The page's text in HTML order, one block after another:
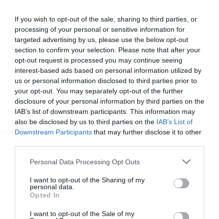
If you wish to opt-out of the sale, sharing to third parties, or
processing of your personal or sensitive information for
targeted advertising by us, please use the below opt-out
section to confirm your selection. Please note that after your
opt-out request is processed you may continue seeing
interest-based ads based on personal information utilized by
us or personal information disclosed to third parties prior to
your opt-out. You may separately opt-out of the further
disclosure of your personal information by third parties on the
IAB’s list of downstream participants. This information may
also be disclosed by us to third parties on the IAB’s List of
Downstream Participants that may further disclose it to other
Personal Data Processing Opt Outs
I want to opt-out of the Sharing of my
personal data.
Opted In
I want to opt-out of the Sale of my
el problema d'apujar els tipus d'interès és que
provoca una recessió. "Però és l'única manera de
fer-ho", indica Sala-i-Martín. De fet, els tipus
d'interès ja han començat a augmentar.
L'economista critica, per tant, l'actuació del
Govern espanyol de subsidiar la benzina. Com
paga el Govern els 20 cèntims de descompte que
ofereix per cada litre de benzina? "No ha dit que
Martín. La mesura té un cost de 6.000 milions
d'euros per cada tres mesos, xifra que va directe
a ampliar el dèficit. "I aquesta és una de les